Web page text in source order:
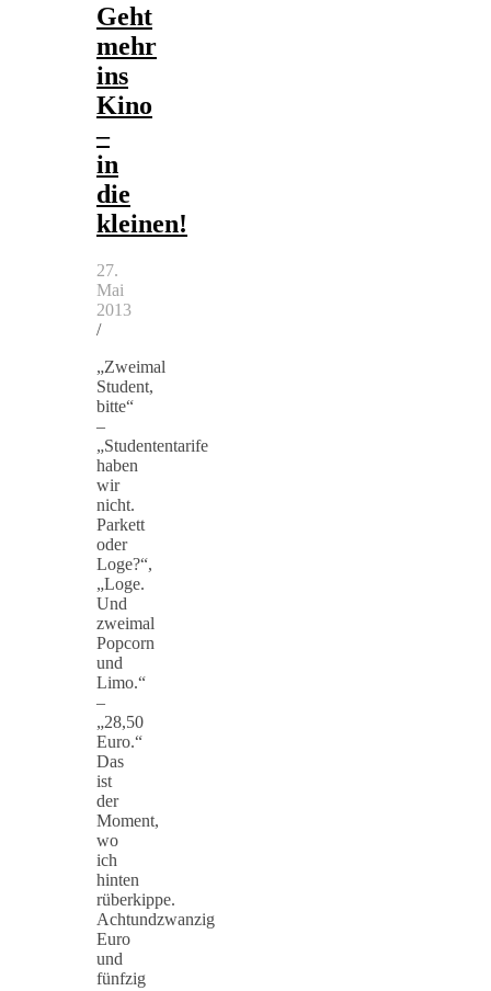
Geht
mehr
ins
Kino
–
in
die
kleinen!
27.
Mai
2013
/
„Zweimal
Student,
bitte“
–
„Studententarife
haben
wir
nicht.
Parkett
oder
Loge?“,
„Loge.
Und
zweimal
Popcorn
und
Limo.“
–
„28,50
Euro.“
Das
ist
der
Moment,
wo
ich
hinten
rüberkippe.
Achtundzwanzig
Euro
und
fünfzig